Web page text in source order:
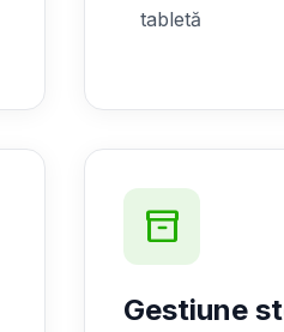
tabletă
inventory_2
Gestiune